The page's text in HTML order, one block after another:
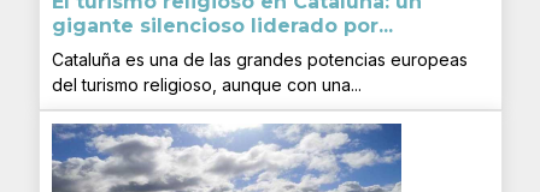
gigante silencioso liderado por...
Cataluña es una de las grandes potencias europeas
del turismo religioso, aunque con una...